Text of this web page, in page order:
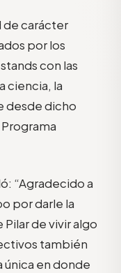
de carácter
por los
con las
ciencia, la
desde dicho
“Agradecido a
por darle la
de vivir algo
también
única en donde